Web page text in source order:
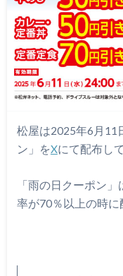
松屋は2025年6月11
ン」をXにて配布し
「雨の日クーポン
率が70％以上の時に